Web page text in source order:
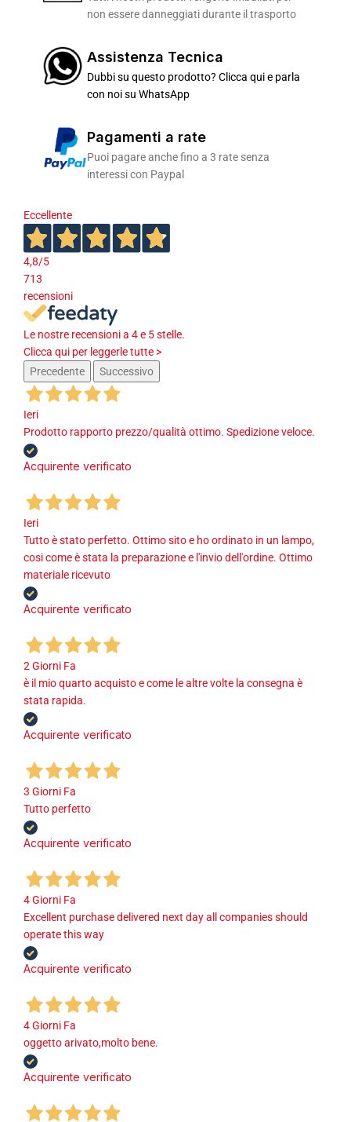
non essere danneggiati durante il trasporto
Assistenza Tecnica
Dubbi su questo prodotto? Clicca qui e parla
con noi su WhatsApp
Pagamenti a rate
Puoi pagare anche fino a 3 rate senza
interessi con Paypal
Eccellente
4,8/5
713
recensioni
Le nostre recensioni a 4 e 5 stelle.
Clicca qui per leggerle tutte >
Precedente
Successivo
Ieri
Prodotto rapporto prezzo/qualità ottimo. Spedizione veloce.
Acquirente verificato
Ieri
Tutto è stato perfetto. Ottimo sito e ho ordinato in un lampo,
cosi come è stata la preparazione e l'invio dell'ordine. Ottimo
materiale ricevuto
Acquirente verificato
2 Giorni Fa
è il mio quarto acquisto e come le altre volte la consegna è
stata rapida.
Acquirente verificato
3 Giorni Fa
Tutto perfetto
Acquirente verificato
4 Giorni Fa
Excellent purchase delivered next day all companies should
operate this way
Acquirente verificato
4 Giorni Fa
oggetto arivato,molto bene.
Acquirente verificato